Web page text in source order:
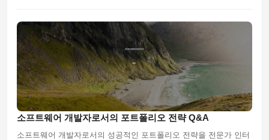
소프트웨어 개발자로서의 포트폴리오 전략 Q&A
소프트웨어 개발자로서의 성공적인 포트폴리오 전략을 전문가 인터